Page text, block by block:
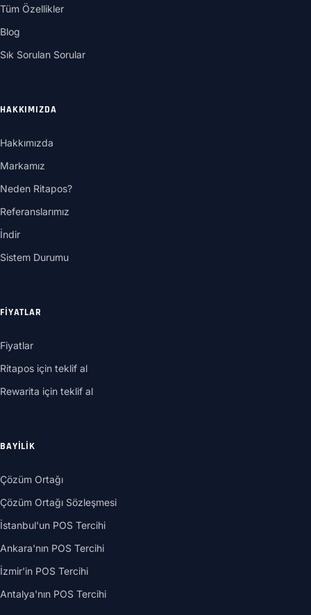
Tüm Özellikler
Blog
Sık Sorulan Sorular
HAKKIMIZDA
Hakkımızda
Markamız
Neden Ritapos?
Referanslarımız
İndir
Sistem Durumu
FIYATLAR
Fiyatlar
Ritapos için teklif al
Rewarita için teklif al
BAYILIK
Çözüm Ortağı
Çözüm Ortağı Sözleşmesi
İstanbul'un POS Tercihi
Ankara'nın POS Tercihi
İzmir'in POS Tercihi
Antalya'nın POS Tercihi